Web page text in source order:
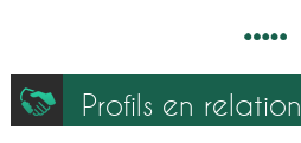
Profils en relation